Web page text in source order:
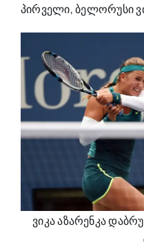
პირველი, ბელორუსი
ვიკა აზარენკა